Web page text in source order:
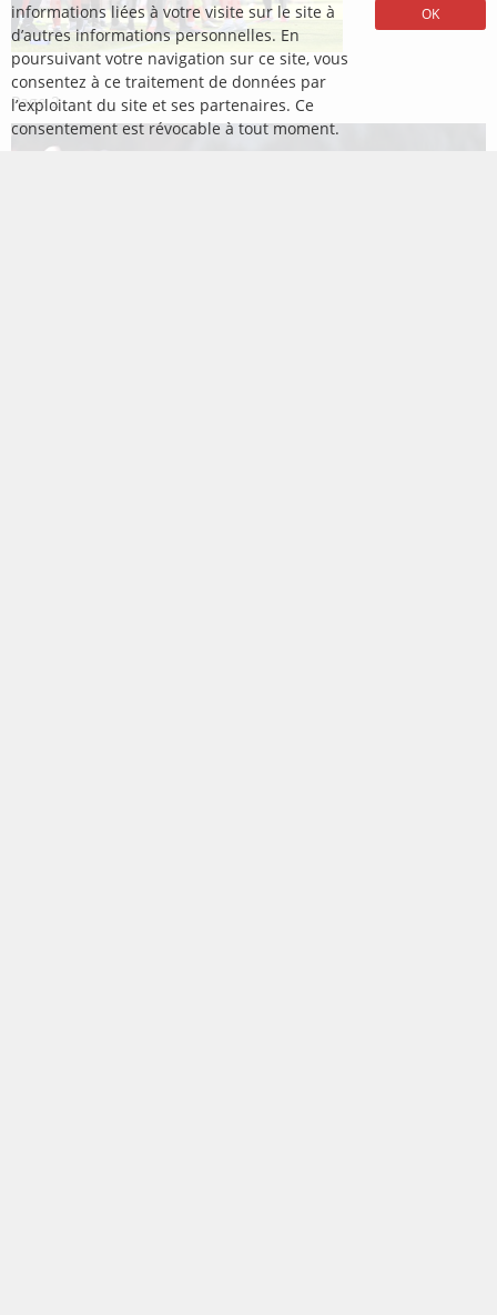
informations liées à votre visite sur le site à
d’autres informations personnelles. En
poursuivant votre navigation sur ce site, vous
consentez à ce traitement de données par
l’exploitant du site et ses partenaires. Ce
consentement est révocable à tout moment.
OK
Page2